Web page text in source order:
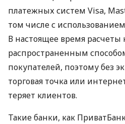
платежных систем Visa,
том числе с
В настоящее время расчеты
распространенным
покупателей, поэтому без
торговая точка или
теряет клиентов.
Такие банки, как